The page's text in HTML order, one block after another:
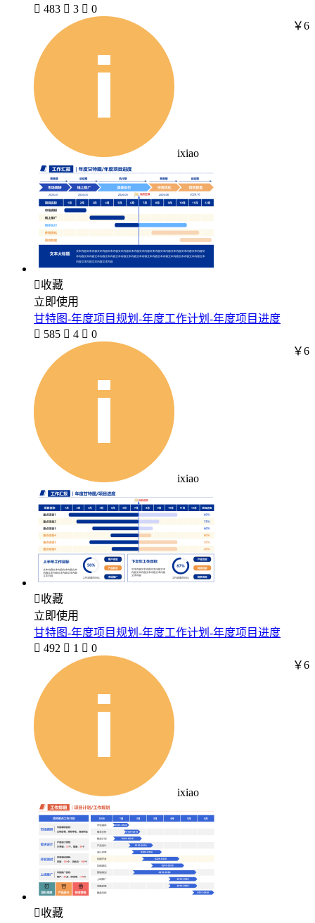
 483  3  0
ixiao
￥6
收藏
立即使用
甘特图-年度项目规划-年度工作计划-年度项目进度
 585  4  0
ixiao
￥6
收藏
立即使用
甘特图-年度项目规划-年度工作计划-年度项目进度
 492  1  0
ixiao
￥6
收藏